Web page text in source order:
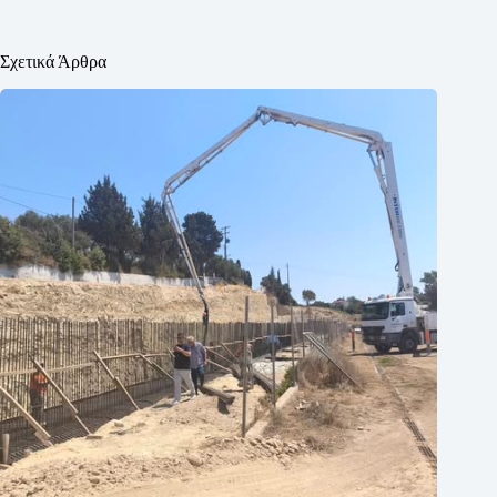
Σχετικά Άρθρα